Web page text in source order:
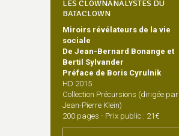
LES CLOWNANALYSTES DU
BATACLOWN
Miroirs révélateurs de la vie
sociale
De Jean-Bernard Bonange et
Bertil Sylvander
Préface de Boris Cyrulnik
HD 2015
Collection Précursions (dirigée par
Jean-Pierre Klein)
200 pages - Prix public : 21€